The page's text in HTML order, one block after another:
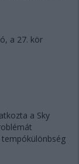
a 27. kör
a Sky